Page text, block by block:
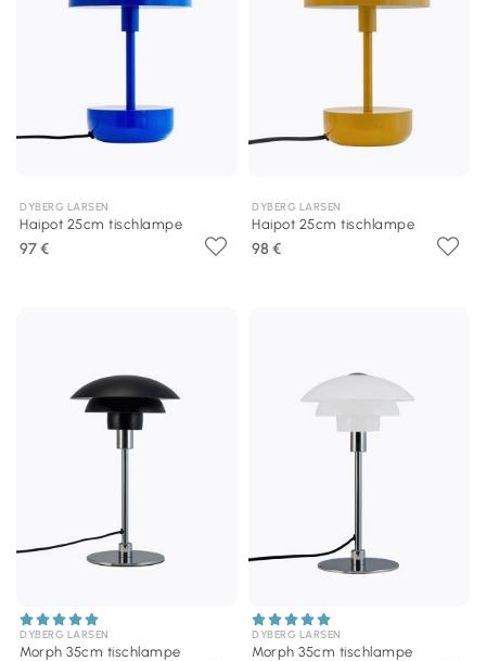
DYBERG LARSEN
Haipot 25cm tischlampe
97 €
DYBERG LARSEN
Haipot 25cm tischlampe
98 €
DYBERG LARSEN
Morph 35cm tischlampe
DYBERG LARSEN
Morph 35cm tischlampe